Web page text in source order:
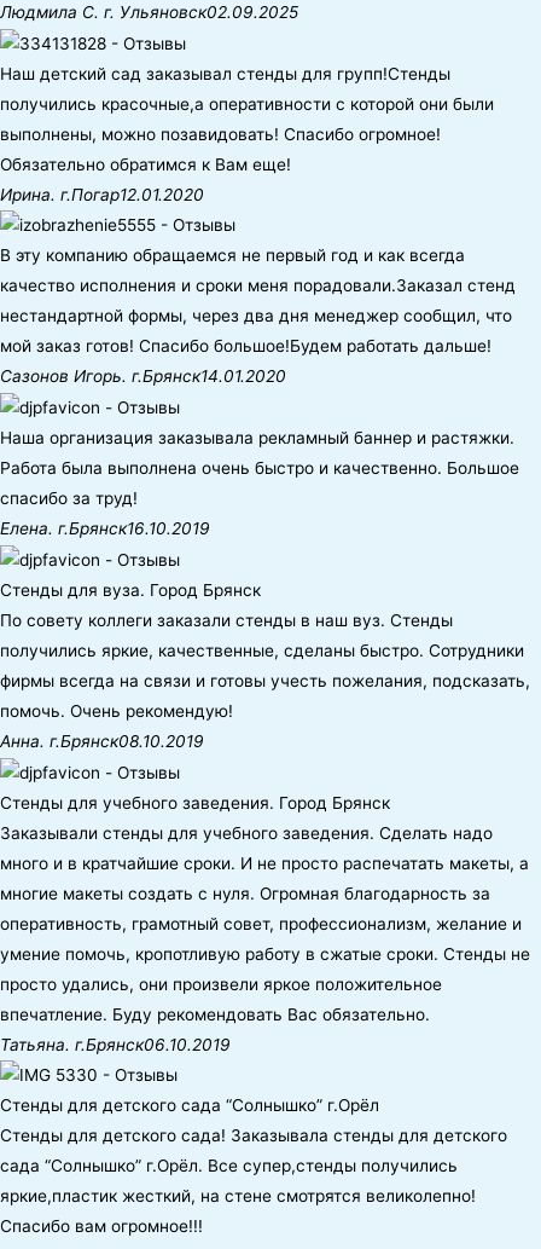
Людмила С. г. Ульяновск02.09.2025
Наш детский сад заказывал стенды для групп!Стенды
получились красочные,а оперативности с которой они были
выполнены, можно позавидовать! Спасибо огромное!
Обязательно обратимся к Вам еще!
Ирина. г.Погар12.01.2020
В эту компанию обращаемся не первый год и как всегда
качество исполнения и сроки меня порадовали.Заказал стенд
нестандартной формы, через два дня менеджер сообщил, что
мой заказ готов! Спасибо большое!Будем работать дальше!
Сазонов Игорь. г.Брянск14.01.2020
Наша организация заказывала рекламный баннер и растяжки.
Работа была выполнена очень быстро и качественно. Большое
спасибо за труд!
Елена. г.Брянск16.10.2019
Стенды для вуза. Город Брянск
По совету коллеги заказали стенды в наш вуз. Стенды
получились яркие, качественные, сделаны быстро. Сотрудники
фирмы всегда на связи и готовы учесть пожелания, подсказать,
помочь. Очень рекомендую!
Анна. г.Брянск08.10.2019
Стенды для учебного заведения. Город Брянск
Заказывали стенды для учебного заведения. Сделать надо
много и в кратчайшие сроки. И не просто распечатать макеты, а
многие макеты создать с нуля. Огромная благодарность за
оперативность, грамотный совет, профессионализм, желание и
умение помочь, кропотливую работу в сжатые сроки. Стенды не
просто удались, они произвели яркое положительное
впечатление. Буду рекомендовать Вас обязательно.
Татьяна. г.Брянск06.10.2019
Стенды для детского сада “Солнышко” г.Орёл
Стенды для детского сада! Заказывала стенды для детского
сада “Солнышко” г.Орёл. Все супер,стенды получились
яркие,пластик жесткий, на стене смотрятся великолепно!
Спасибо вам огромное!!!